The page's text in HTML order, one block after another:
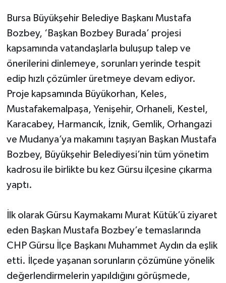
Bursa Büyükşehir Belediye Başkanı Mustafa
Bozbey, ‘Başkan Bozbey Burada’ projesi
kapsamında vatandaşlarla buluşup talep ve
önerilerini dinlemeye, sorunları yerinde tespit
edip hızlı çözümler üretmeye devam ediyor.
Proje kapsamında Büyükorhan, Keles,
Mustafakemalpaşa, Yenişehir, Orhaneli, Kestel,
Karacabey, Harmancık, İznik, Gemlik, Orhangazi
ve Mudanya’ya makamını taşıyan Başkan Mustafa
Bozbey, Büyükşehir Belediyesi’nin tüm yönetim
kadrosu ile birlikte bu kez Gürsu ilçesine çıkarma
yaptı.
İlk olarak Gürsu Kaymakamı Murat Kütük’ü ziyaret
eden Başkan Mustafa Bozbey’e temaslarında
CHP Gürsu İlçe Başkanı Muhammet Aydın da eşlik
etti. İlçede yaşanan sorunların çözümüne yönelik
değerlendirmelerin yapıldığını görüşmede,